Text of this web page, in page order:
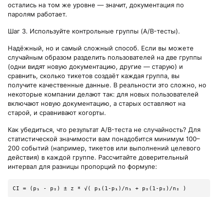
остались на том же уровне — значит, документация по
паролям работает.
Шаг 3. Используйте контрольные группы (A/B-тесты).
Надёжный, но и самый сложный способ. Если вы можете
случайным образом разделить пользователей на две группы
(одни видят новую документацию, другие — старую) и
сравнить, сколько тикетов создаёт каждая группа, вы
получите качественные данные. В реальности это сложно, но
некоторые компании делают так: для новых пользователей
включают новую документацию, а старых оставляют на
старой, и сравнивают когорты.
Как убедиться, что результат A/B-теста не случайность? Для
статистической значимости вам понадобится минимум 100–
200 событий (например, тикетов или выполнений целевого
действия) в каждой группе. Рассчитайте доверительный
интервал для разницы пропорций по формуле: